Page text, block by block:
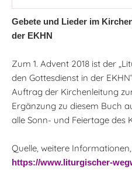
Gebete und Lieder im
der EKHN
Zum 1. Advent 2018 ist der
den Gottesdienst in der
Auftrag der Kirchenleitung
Ergänzung zu diesem Buch
alle Sonn- und Feiertage des
Quelle, weitere
https://www.liturgischer-